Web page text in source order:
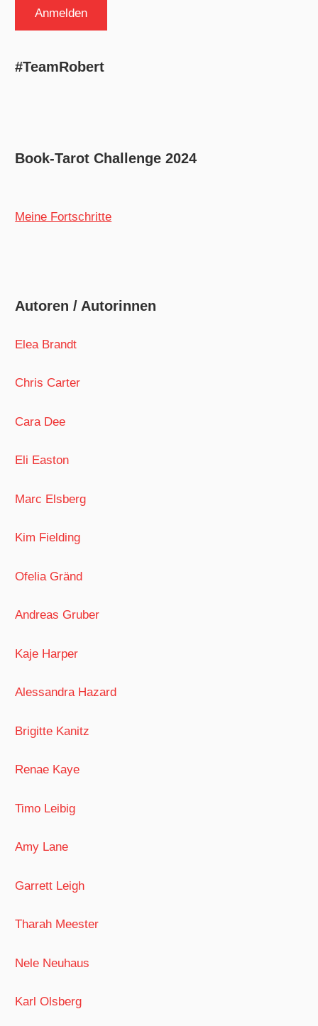
#TeamRobert
Book-Tarot Challenge 2024
Meine Fortschritte
Autoren / Autorinnen
Elea Brandt
Chris Carter
Cara Dee
Eli Easton
Marc Elsberg
Kim Fielding
Ofelia Gränd
Andreas Gruber
Kaje Harper
Alessandra Hazard
Brigitte Kanitz
Renae Kaye
Timo Leibig
Amy Lane
Garrett Leigh
Tharah Meester
Nele Neuhaus
Karl Olsberg